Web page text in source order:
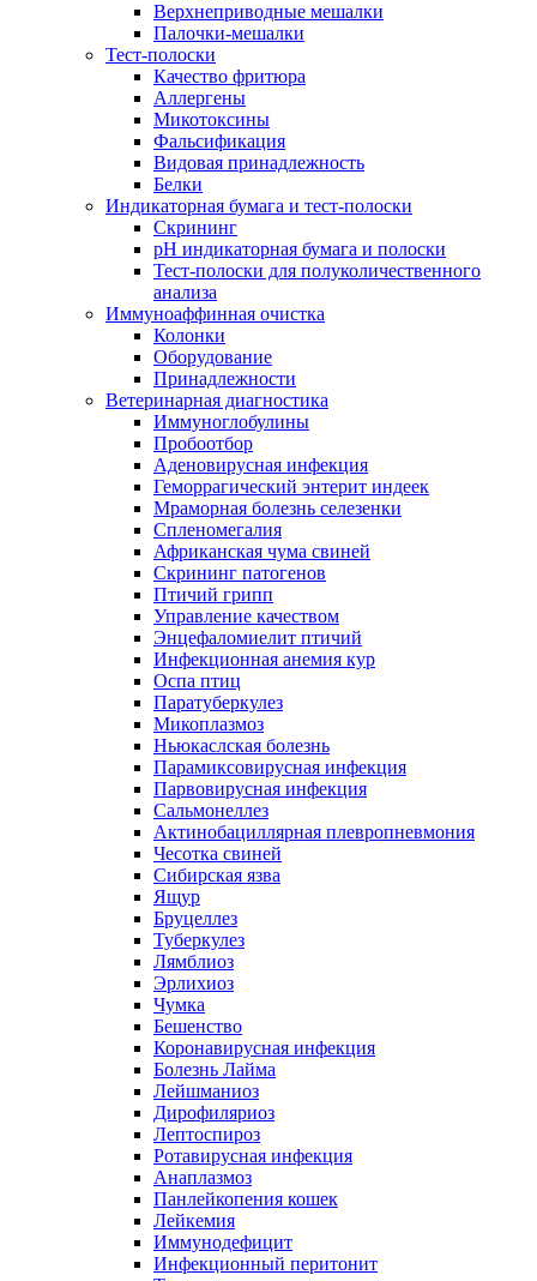
Верхнеприводные мешалки
Палочки-мешалки
Тест-полоски
Качество фритюра
Аллергены
Микотоксины
Фальсификация
Видовая принадлежность
Белки
Индикаторная бумага и тест-полоски
Скрининг
pH индикаторная бумага и полоски
Тест-полоски для полуколичественного
анализа
Иммуноаффинная очистка
Колонки
Оборудование
Принадлежности
Ветеринарная диагностика
Иммуноглобулины
Пробоотбор
Аденовирусная инфекция
Геморрагический энтерит индеек
Мраморная болезнь селезенки
Спленомегалия
Африканская чума свиней
Скрининг патогенов
Птичий грипп
Управление качеством
Энцефаломиелит птичий
Инфекционная анемия кур
Оспа птиц
Паратуберкулез
Микоплазмоз
Ньюкаслская болезнь
Парамиксовирусная инфекция
Парвовирусная инфекция
Сальмонеллез
Актинобациллярная плевропневмония
Чесотка свиней
Сибирская язва
Ящур
Бруцеллез
Туберкулез
Лямблиоз
Эрлихиоз
Чумка
Бешенство
Коронавирусная инфекция
Болезнь Лайма
Лейшманиоз
Дирофиляриоз
Лептоспироз
Ротавирусная инфекция
Анаплазмоз
Панлейкопения кошек
Лейкемия
Иммунодефицит
Инфекционный перитонит